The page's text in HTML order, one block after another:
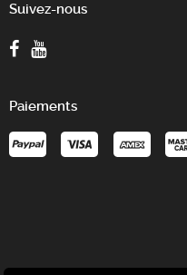
Suivez-nous
Paiements